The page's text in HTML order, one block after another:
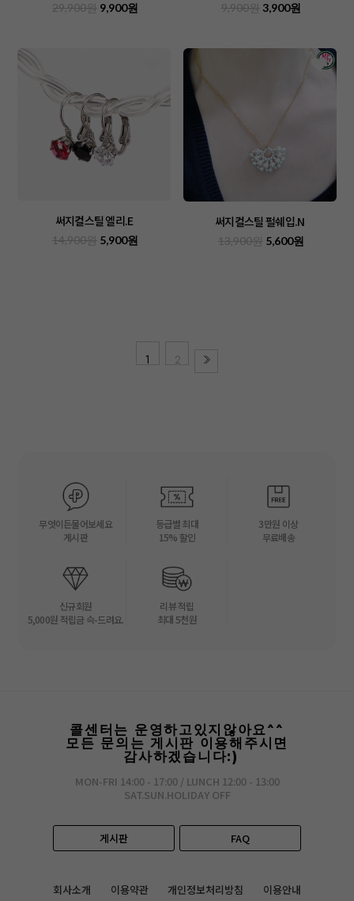
29,900원 9,900원 9,900원 3,900원
써지컬스틸 엘리.E
14,900원 5,900원
써지컬스틸 펄쉐입.N
13,900원 5,600원
1 2
무엇이든물어보세요
게시판
등급별 최대
15% 할인
3만원 이상
무료배송
신규회원
5,000원 적립금 슥-드려요.
리뷰 적립
최대 5천원
콜센터는 운영하고있지않아요^^
모든 문의는 게시판 이용해주시면
감사하겠습니다:)
MON-FRI 14:00 - 17:00 / LUNCH 12:00 - 13:00
SAT.SUN.HOLIDAY OFF
게시판 FAQ
회사소개 이용약관 개인정보처리방침 이용안내